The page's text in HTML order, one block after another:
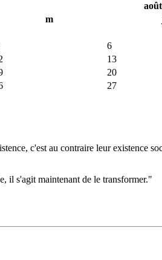
m
6
13
20
27
c'est au contraire leur existence
il s'agit maintenant de le transformer."